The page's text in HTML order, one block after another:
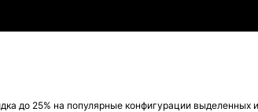
до 25% на популярные конфигурации выделенных